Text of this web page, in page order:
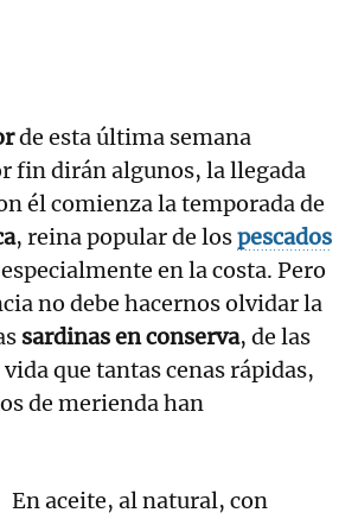
de esta última semana
fin dirán algunos, la llegada
él comienza la temporada de
, reina popular de lospescados
en la costa. Pero
no debe hacernos olvidar la
sardinas en conserva, de las
que tantas cenas rápidas,
de merienda han
En aceite, al natural, con